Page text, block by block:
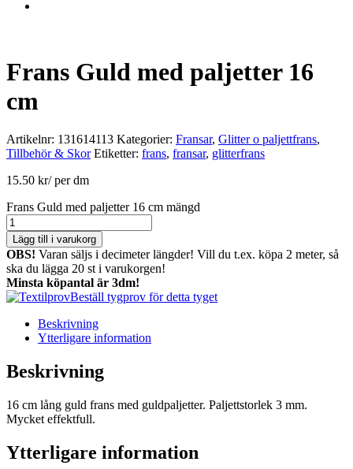
Frans Guld med paljetter 16
cm
Artikelnr: 131614113 Kategorier: Fransar, Glitter o paljettfrans,
Tillbehör & Skor Etiketter: frans, fransar, glitterfrans
15.50 kr/ per dm
Frans Guld med paljetter 16 cm mängd
Lägg till i varukorg
OBS! Varan säljs i decimeter längder! Vill du t.ex. köpa 2 meter, så
ska du lägga 20 st i varukorgen!
Minsta köpantal är 3dm!
Beställ tygprov för detta tyget
Beskrivning
Ytterligare information
Beskrivning
16 cm lång guld frans med guldpaljetter. Paljettstorlek 3 mm.
Mycket effektfull.
Ytterligare information